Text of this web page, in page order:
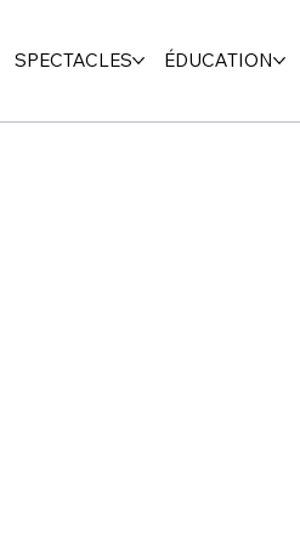
SPECTACLES ÉDUCATION